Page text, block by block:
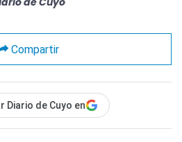
Compartir
Diario de Cuyo en